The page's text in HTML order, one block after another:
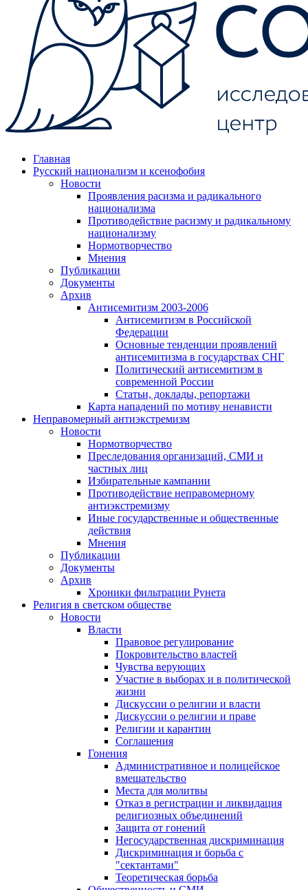
Главная
Русский национализм и ксенофобия
Новости
Проявления расизма и радикального
национализма
Противодействие расизму и радикальному
национализму
Нормотворчество
Мнения
Публикации
Документы
Архив
Антисемитизм 2003-2006
Антисемитизм в Российской
Федерации
Основные тенденции проявлений
антисемитизма в государствах СНГ
Политический антисемитизм в
современной России
Статьи, доклады, репортажи
Карта нападений по мотиву ненависти
Неправомерный антиэкстремизм
Новости
Нормотворчество
Преследования организаций, СМИ и
частных лиц
Избирательные кампании
Противодействие неправомерному
антиэкстремизму
Иные государственные и общественные
действия
Мнения
Публикации
Документы
Архив
Хроники фильтрации Рунета
Религия в светском обществе
Новости
Власти
Правовое регулирование
Покровительство властей
Чувства верующих
Участие в выборах и в политической
жизни
Дискуссии о религии и власти
Дискуссии о религии и праве
Религии и карантин
Соглашения
Гонения
Административное и полицейское
вмешательство
Места для молитвы
Отказ в регистрации и ликвидация
религиозных объединений
Защита от гонений
Негосударственная дискриминация
Дискриминация и борьба с
"сектантами"
Теоретическая борьба